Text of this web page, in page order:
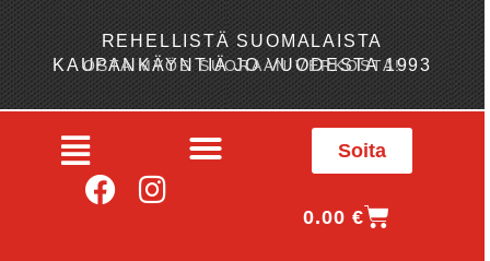
REHELLISTÄ SUOMALAISTA
KAUPANKÄYNTIÄ JO VUODESTA 1993
OSTA MYÖS SUORAAN VERKOSTA!
Soita
0.00€